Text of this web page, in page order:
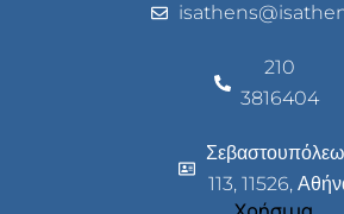
210
3816404
113, 11526,